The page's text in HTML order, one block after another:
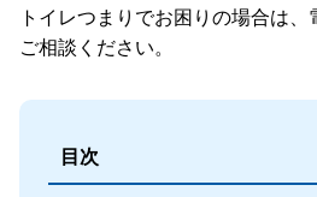
トイレつまりでお困りの場合は
ご相談ください。
目次